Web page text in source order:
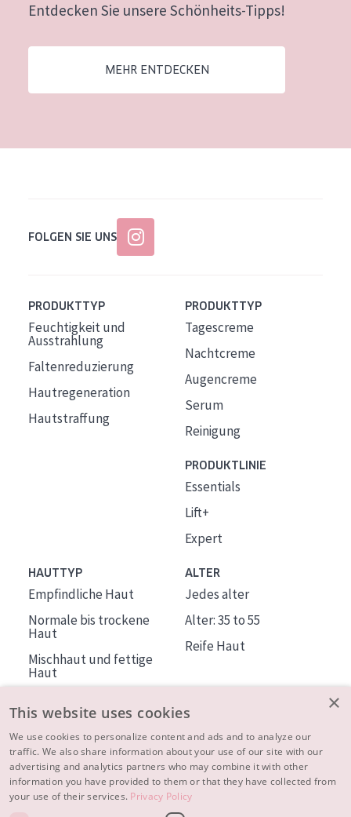
Entdecken Sie unsere Schönheits-Tipps!
MEHR ENTDECKEN
FOLGEN SIE UNS
PRODUKTTYP
Feuchtigkeit und
Ausstrahlung
Faltenreduzierung
Hautregeneration
Hautstraffung
PRODUKTTYP
Tagescreme
Nachtcreme
Augencreme
Serum
Reinigung
PRODUKTLINIE
Essentials
Lift+
Expert
HAUTTYP
Empfindliche Haut
Normale bis trockene
Haut
Mischhaut und fettige
Haut
Haut
ALTER
Jedes alter
Alter: 35 to 55
Reife Haut
ÜBER DIADERMINE
Mehr über uns
×
This website uses cookies
We use cookies to personalize content and ads and to analyze our
traffic. We also share information about your use of our site with our
advertising and analytics partners who may combine it with other
information you have provided to them or that they have collected from
your use of their services. Privacy Policy